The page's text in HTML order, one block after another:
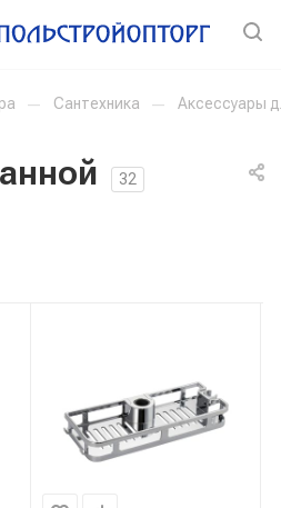
— Сантехника — Аксессуары
32